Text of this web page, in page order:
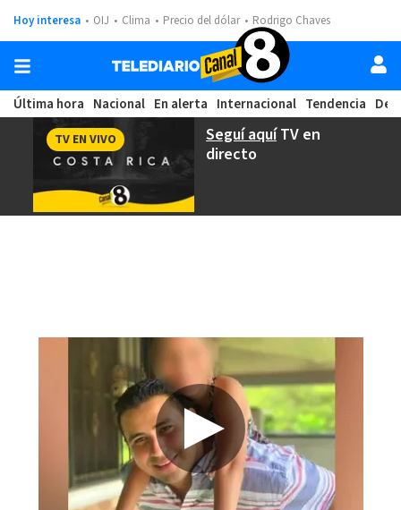
Hoy interesa OIJ Clima Precio del dólar Rodrigo Chaves
Última hora Nacional En alerta Internacional Tendencia
Seguí aquíTV en
directo
TV EN VIVO